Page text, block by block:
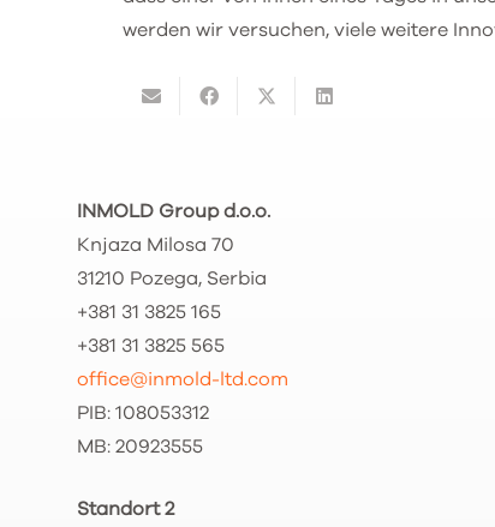
werden wir versuchen, viele weitere
INMOLD Group d.o.o.
Knjaza Milosa 70
31210 Pozega, Serbia
+381 31 3825 165
+381 31 3825 565
office@inmold-ltd.com
PIB: 108053312
MB: 20923555
Standort 2